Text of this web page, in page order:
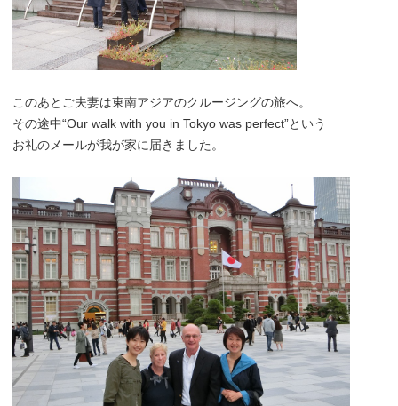
このあとご夫妻は東南アジアのクルージングの旅へ。
その途中“Our walk with you in Tokyo was perfect”という
お礼のメールが我が家に届きました 。